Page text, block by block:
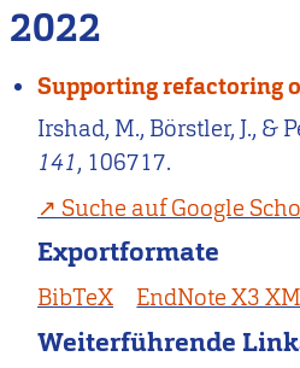
2022
Supporting refactoring
Irshad, M., Börstler, J.,
141, 106717.
Suche auf Google
Exportformate
BibTeX EndNote X3
Weiterführende